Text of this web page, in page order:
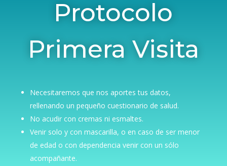
Protocolo
Primera Visita
Necesitaremos que nos aportes tus datos,
rellenando un pequeño cuestionario de salud.
No acudir con cremas ni esmaltes.
Venir solo y con mascarilla, o en caso de ser menor
de edad o con dependencia venir con un sólo
acompañante.